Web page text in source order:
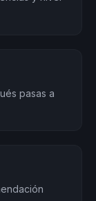
pasas a